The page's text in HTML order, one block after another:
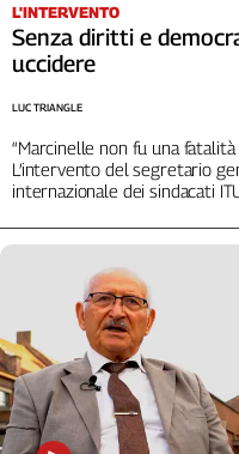
Cerca
La
redazione
Newsletter
Social
L'INTERVENTO
Senza diritti e
uccidere
“Marcinelle non fu una
L’intervento del segretario
internazionale dei sindacati
LUC TRIANGLE